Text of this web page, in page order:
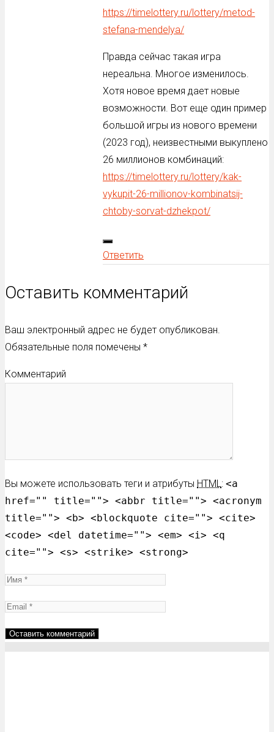
https://timelottery.ru/lottery/metod-
stefana-mendelya/
Правда сейчас такая игра
нереальна. Многое изменилось.
Хотя новое время дает новые
возможности. Вот еще один пример
большой игры из нового времени
(2023 год), неизвестными выкуплено
26 миллионов комбинаций:
https://timelottery.ru/lottery/kak-
vykupit-26-millionov-kombinatsij-
chtoby-sorvat-dzhekpot/
Ответить
Оставить комментарий
Ваш электронный адрес не будет опубликован.
Обязательные поля помечены *
Комментарий
Вы можете использовать теги и атрибуты HTML: <a
href="" title=""> <abbr title=""> <acronym
title=""> <b> <blockquote cite=""> <cite>
<code> <del datetime=""> <em> <i> <q
cite=""> <s> <strike> <strong>